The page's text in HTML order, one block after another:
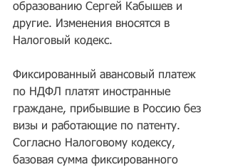
образованию Сергей Кабышев и
другие. Изменения вносятся в
Налоговый кодекс.
Фиксированный авансовый платеж
по НДФЛ платят иностранные
граждане, прибывшие в Россию без
визы и работающие по патенту.
Согласно Налоговому кодексу,
базовая сумма фиксированного